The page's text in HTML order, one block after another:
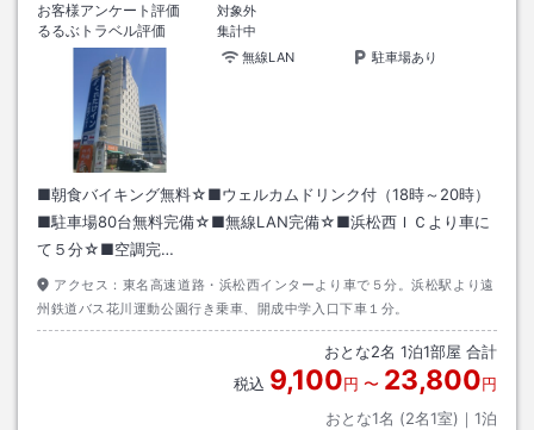
お客様アンケート評価
対象外
るるぶトラベル評価
集計中
無線LAN
駐車場あり
■朝食バイキング無料☆■ウェルカムドリンク付（18時～20時）
■駐車場80台無料完備☆■無線LAN完備☆■浜松西ＩＣより車に
て５分☆■空調完…
アクセス： 東名高速道路・浜松西インターより車で５分。浜松駅より遠
州鉄道バス花川運動公園行き乗車、開成中学入口下車１分。
おとな2名 1泊1部屋 合計
税込 9,100円 〜 23,800円
おとな1名 (2名1室)｜ 1泊